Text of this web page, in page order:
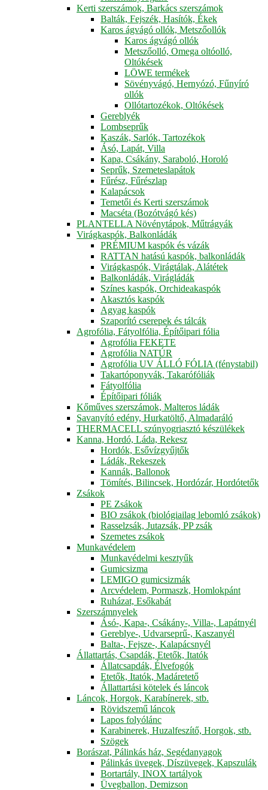
Kerti szerszámok, Barkács szerszámok
Balták, Fejszék, Hasítók, Ékek
Karos ágvágó ollók, Metszőollók
Karos ágvágó ollók
Metszőolló, Omega oltóolló,
Oltókések
LÖWE termékek
Sövényvágó, Hernyózó, Fűnyíró
ollók
Ollótartozékok, Oltókések
Gereblyék
Lombseprűk
Kaszák, Sarlók, Tartozékok
Ásó, Lapát, Villa
Kapa, Csákány, Saraboló, Horoló
Seprűk, Szemeteslapátok
Fűrész, Fűrészlap
Kalapácsok
Temetői és Kerti szerszámok
Macséta (Bozótvágó kés)
PLANTELLA Növénytápok, Műtrágyák
Virágkaspók, Balkonládák
PRÉMIUM kaspók és vázák
RATTAN hatású kaspók, balkonládák
Virágkaspók, Virágtálak, Alátétek
Balkonládák, Virágládák
Színes kaspók, Orchideakaspók
Akasztós kaspók
Agyag kaspók
Szaporító cserepek és tálcák
Agrofólia, Fátyolfólia, Építőipari fólia
Agrofólia FEKETE
Agrofólia NATÚR
Agrofólia UV ÁLLÓ FÓLIA (fénystabil)
Takartóponyvák, Takarófóliák
Fátyolfólia
Építőipari fóliák
Kőműves szerszámok, Malteros ládák
Savanyító edény, Hurkatöltő, Almadaráló
THERMACELL szúnyogriasztó készülékek
Kanna, Hordó, Láda, Rekesz
Hordók, Esővízgyűjtők
Ládák, Rekeszek
Kannák, Ballonok
Tömítés, Bilincsek, Hordózár, Hordótetők
Zsákok
PE Zsákok
BIO zsákok (biológiailag lebomló zsákok)
Rasselzsák, Jutazsák, PP zsák
Szemetes zsákok
Munkavédelem
Munkavédelmi kesztyűk
Gumicsizma
LEMIGO gumicsizmák
Arcvédelem, Pormaszk, Homlokpánt
Ruházat, Esőkabát
Szerszámnyelek
Ásó-, Kapa-, Csákány-, Villa-, Lapátnyél
Gereblye-, Udvarseprű-, Kaszanyél
Balta-, Fejsze-, Kalapácsnyél
Állattartás, Csapdák, Etetők, Itatók
Állatcsapdák, Élvefogók
Etetők, Itatók, Madáretető
Állattartási kötelek és láncok
Láncok, Horgok, Karabínerek, stb.
Rövidszemű láncok
Lapos folyólánc
Karabinerek, Huzalfeszítő, Horgok, stb.
Szögek
Borászat, Pálinkás ház, Segédanyagok
Pálinkás üvegek, Díszüvegek, Kapszulák
Bortartály, INOX tartályok
Üvegballon, Demizson